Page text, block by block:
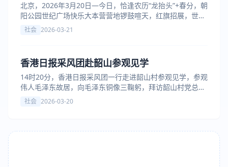
北京，2026年3月20日—今日，恰逢农历“龙抬头”+春分，朝
阳公园世纪广场快乐大本营营地锣鼓喧天，红旗招展，世界
大健康运动联盟北京朝阳公园活动中心在此举办了盛大的民
俗庆典活动。
社会 2026-03-21
香港日报采风团赴韶山参观见学
14时20分，香港日报采风团一行走进韶山村参观见学，参观
伟人毛泽东故居，向毛泽东铜像三鞠躬，拜访韶山村党总支
书记毛雨时，感受韶山村历史性巨变带来的震撼力。一致表
示，要始终不渝的坚持与党同心，与政府同行，与人民群众
社会 2026-03-20